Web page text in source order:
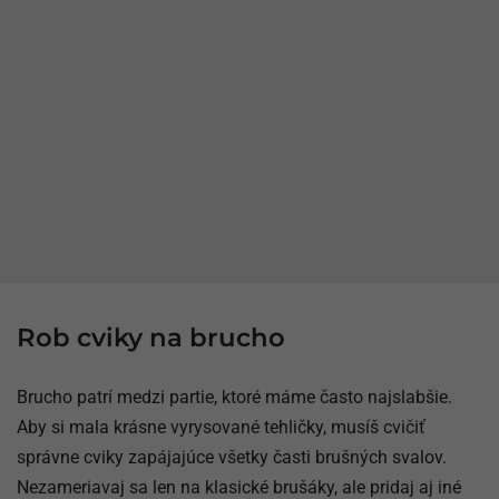
Rob cviky na brucho
Brucho patrí medzi partie, ktoré máme často najslabšie.
Aby si mala krásne vyrysované tehličky, musíš cvičiť
správne cviky zapájajúce všetky časti brušných svalov.
Nezameriavaj sa len na klasické brušáky, ale pridaj aj iné